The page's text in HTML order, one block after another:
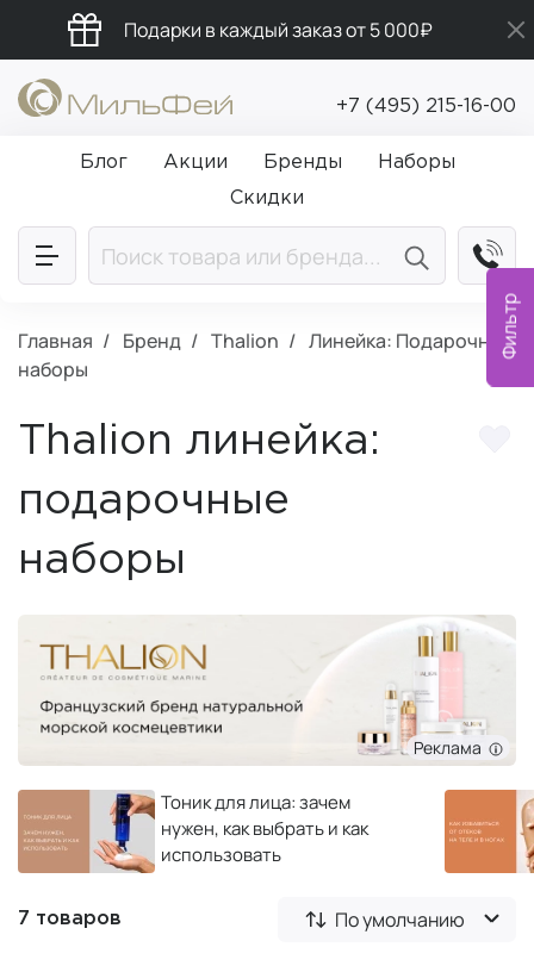
Фильтр
Подарки в каждый заказ от 5 000₽
Промокод ПРИВЕТ
Бесплатная доставка от 5 000₽
+7 (495) 215-16-00
Блог Акции Бренды
Наборы
Скидки
Главная Бренд Thalion
Линейка: Подарочные
наборы
Thalion линейка:
подарочные
наборы
Реклама
Тоник для лица: зачем
нужен, как выбрать и как
использовать
7 товаров По умолчанию